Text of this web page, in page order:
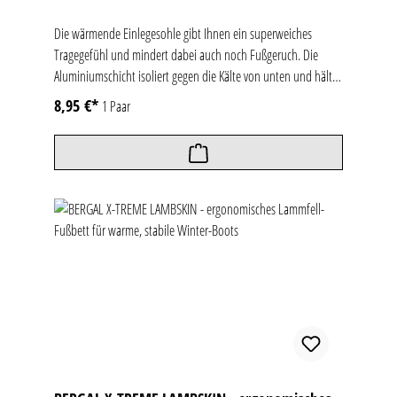
Die wärmende Einlegesohle gibt Ihnen ein superweiches
Tragegefühl und mindert dabei auch noch Fußgeruch. Die
Aluminiumschicht isoliert gegen die Kälte von unten und hält
die Wärme im Schuh. Durch das Einfassband ist ein Ausfransen
am Rand nicht möglich. Ideal für Schuhe mit TEX-Membrane.
8,95 €* 1 Paar